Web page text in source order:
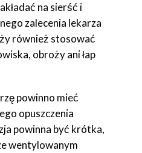
na sierść i
zalecenia lekarza
również stosować
obroży ani łap
powinno mieć
opuszczenia
powinna być krótka,
wentylowanym